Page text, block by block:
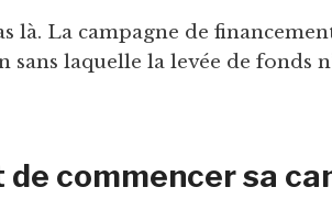
là. La campagne de
laquelle la levée de fonds
commencer sa